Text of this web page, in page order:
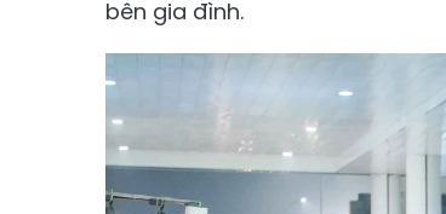
bên gia đình.